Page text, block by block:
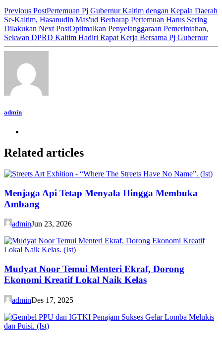
Previous PostPertemuan Pj Gubernur Kaltim dengan Kepala Daerah
Se-Kaltim, Hasanudin Mas'ud Berharap Pertemuan Harus Sering
Dilakukan Next PostOptimalkan Penyelanggaraan Pemerintahan,
Sekwan DPRD Kaltim Hadiri Rapat Kerja Bersama Pj Gubernur
admin
Related articles
Menjaga Api Tetap Menyala Hingga Membuka
Ambang
adminJun 23, 2026
Mudyat Noor Temui Menteri Ekraf, Dorong
Ekonomi Kreatif Lokal Naik Kelas
adminDes 17, 2025